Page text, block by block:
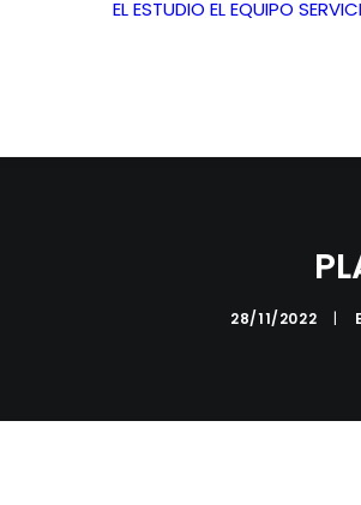
EL ESTUDIO EL EQUIPO
28/11/2022 |